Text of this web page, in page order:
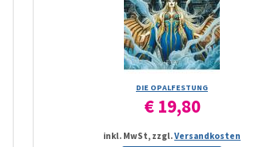
DIE OPALFESTUNG
€ 19,80
inkl. MwSt, zzgl.Versandkosten